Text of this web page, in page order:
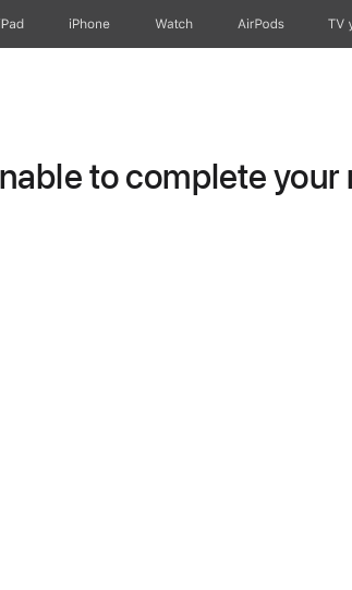
iPad iPhone Watch AirPods TV
to complete